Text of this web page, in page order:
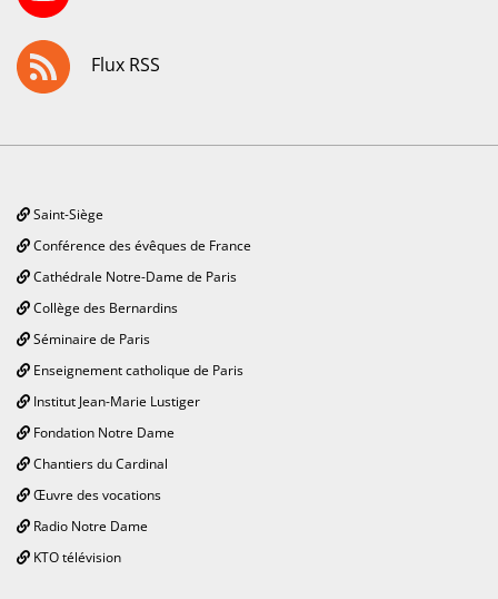
Flux RSS
Saint-Siège
Conférence des évêques de France
Cathédrale Notre-Dame de Paris
Collège des Bernardins
Séminaire de Paris
Enseignement catholique de Paris
Institut Jean-Marie Lustiger
Fondation Notre Dame
Chantiers du Cardinal
Œuvre des vocations
Radio Notre Dame
KTO télévision